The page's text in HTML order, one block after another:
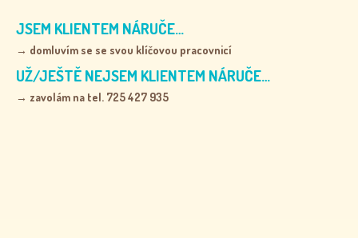
JSEM KLIENTEM NÁRUČE…
→ domluvím se se svou klíčovou pracovnicí
UŽ/JEŠTĚ NEJSEM KLIENTEM NÁRUČE…
→ zavolám na tel. 725 427 935